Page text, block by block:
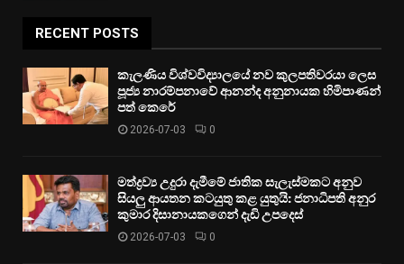
RECENT POSTS
කැලණිය විශ්වවිද්‍යාලයේ නව කුලපතිවරයා ලෙස
පූජ්‍ය නාරම්පනාවේ ආනන්ද අනුනායක හිමිපාණන්
පත් කෙරේ
2026-07-03 0
මත්ද්‍රව්‍ය උදුරා දැමීමේ ජාතික සැලැස්මකට අනුව
සියලු ආයතන කටයුතු කළ යුතුයි: ජනාධිපති අනුර
කුමාර දිසානායකගෙන් දැඩි උපදෙස්
2026-07-03 0